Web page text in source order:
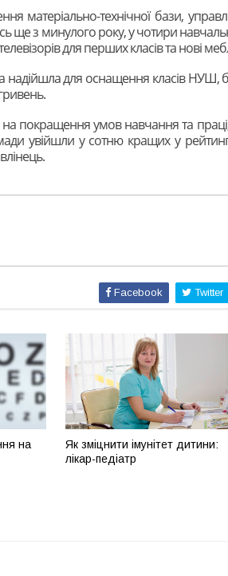
матеріально-технічної бази,
ще з минулого року, у чотири
для перших класів та нові
надійшла для оснащення класів НУШ,
покращення умов навчання та
увійшли у сотню кращих у
Facebook Twitter
на
Як зміцнити імунітет дитини:
лікар-педіатр